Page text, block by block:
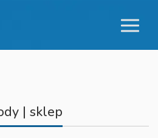
| sklep